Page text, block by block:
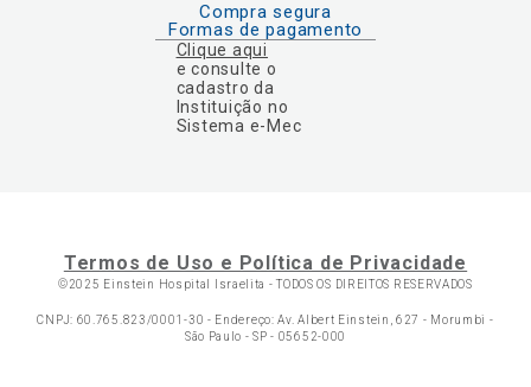
Compra segura
Formas de pagamento
Clique aqui
e consulte o
cadastro da
Instituição no
Sistema e-Mec
Termos de Uso e Política de Privacidade
©2025 Einstein Hospital Israelita -TODOS OS DIREITOS RESERVADOS
CNPJ: 60.765.823/0001-30 - Endereço: Av. Albert Einstein, 627 - Morumbi -
São Paulo - SP - 05652-000